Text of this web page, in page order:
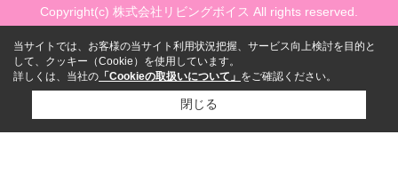
Copyright(c) 株式会社リビングボイス All rights reserved.
当サイトでは、お客様の当サイト利用状況把握、サービス向上検討を目的と
して、クッキー（Cookie）を使用しています。
詳しくは、当社の 「Cookieの取扱いについて」 をご確認ください。
閉じる